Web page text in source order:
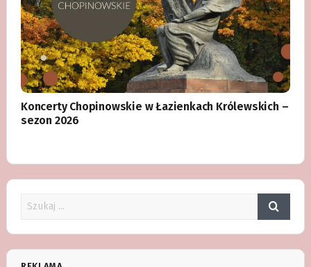
Koncerty Chopinowskie w Łazienkach Królewskich –
sezon 2026